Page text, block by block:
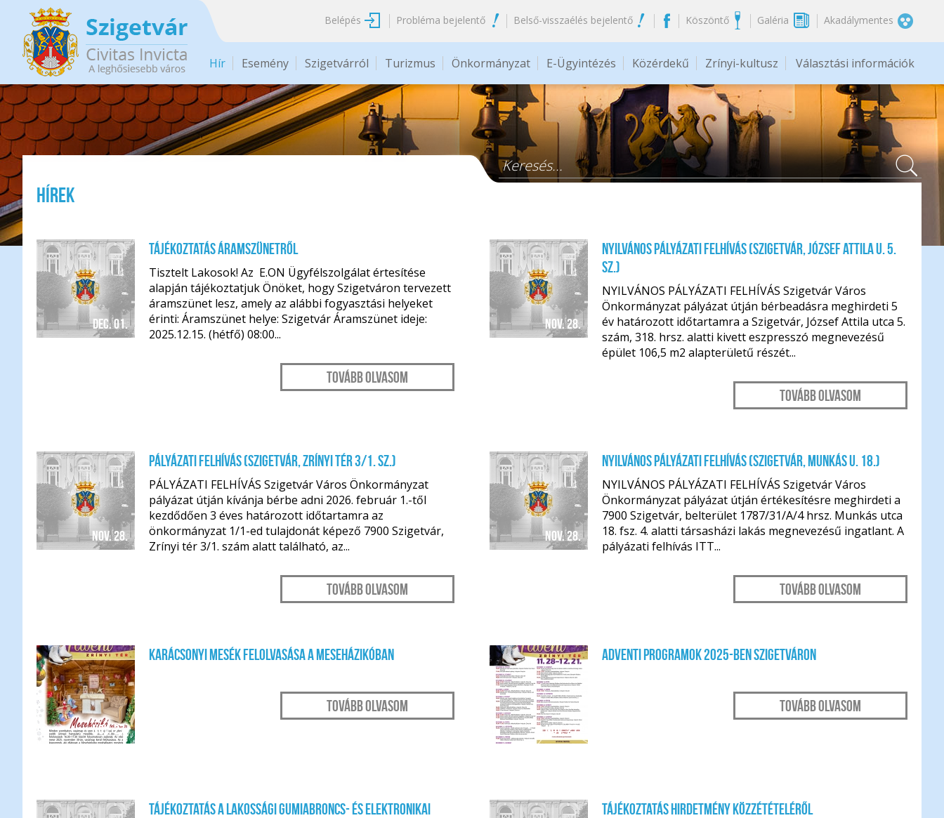
Ugrás a tartalomra
Belépés Probléma bejelentő Belső-visszaélés bejelentő Köszöntő Galéria Akadálymentes
Hír Esemény Szigetvárról Turizmus Önkormányzat E-Ügyintézés Közérdekű Zrínyi-kultusz Választási információk
Keresés űrlap
Hírek
dec. 01.
Tájékoztatás áramszünetről
Tisztelt Lakosok! Az E.ON Ügyfélszolgálat értesítése
alapján tájékoztatjuk Önöket, hogy Szigetváron tervezett
áramszünet lesz, amely az alábbi fogyasztási helyeket
érinti: Áramszünet helye: Szigetvár Áramszünet ideje:
2025.12.15. (hétfő) 08:00...
Tovább olvasom
nov. 28.
Nyilvános pályázati felhívás (Szigetvár, József Attila u. 5.
sz.)
NYILVÁNOS PÁLYÁZATI FELHÍVÁS Szigetvár Város
Önkormányzat pályázat útján bérbeadásra meghirdeti 5
év határozott időtartamra a Szigetvár, József Attila utca 5.
szám, 318. hrsz. alatti kivett eszpresszó megnevezésű
épület 106,5 m2 alapterületű részét...
Tovább olvasom
nov. 28.
Pályázati felhívás (Szigetvár, Zrínyi tér 3/1. sz.)
PÁLYÁZATI FELHÍVÁS Szigetvár Város Önkormányzat
pályázat útján kívánja bérbe adni 2026. február 1.-től
kezdődően 3 éves határozott időtartamra az
önkormányzat 1/1-ed tulajdonát képező 7900 Szigetvár,
Zrínyi tér 3/1. szám alatt található, az...
Tovább olvasom
nov. 28.
NYILVÁNOS PÁLYÁZATI FELHÍVÁS (Szigetvár, Munkás u. 18.)
NYILVÁNOS PÁLYÁZATI FELHÍVÁS Szigetvár Város
Önkormányzat pályázat útján értékesítésre meghirdeti a
7900 Szigetvár, belterület 1787/31/A/4 hrsz. Munkás utca
18. fsz. 4. alatti társasházi lakás megnevezésű ingatlant. A
pályázati felhívás ITT...
Tovább olvasom
nov. 27.
Karácsonyi mesék felolvasása a Meseházikóban
Tovább olvasom
nov. 27.
Adventi programok 2025-ben Szigetváron
Tovább olvasom
Tájékoztatás a lakossági gumiabroncs- és elektronikai
Tájékoztatás hirdetmény közzétételéről
Oldalak